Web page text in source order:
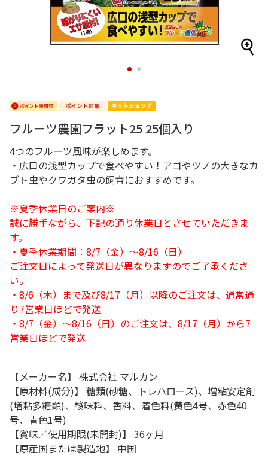
1 2
フルーツ農園フラット25 25個入り
4つのフルーツ風味が楽しめます。
・広口の浅型カップで食べやすい！アゴやツノの大きなカ
ブト虫やクワガタ虫の飼育におすすめです。
※夏季休業日のご案内※
誠に勝手ながら、下記の通り休業日とさせていただきま
す。
・夏季休業期間：8/7（金）～8/16（日）
ご注文日によって発送日が異なりますのでご了承くださ
い。
・8/6（木）まで及び8/17（月）以降のご注文は、通常通
り7営業日ほどで発送
・8/7（金）～8/16（日）のご注文は、8/17（月）から7
営業日ほどで発送
【メーカー名】 株式会社 マルカン
【原材料(成分)】 糖類(砂糖、トレハロース)、増粘安定剤
(増粘多糖類)、酸味料、香料、着色料(黄色4号、赤色40
号、青色1号)
【賞味／使用期限(未開封)】 36ヶ月
【原産国または製造地】 中国